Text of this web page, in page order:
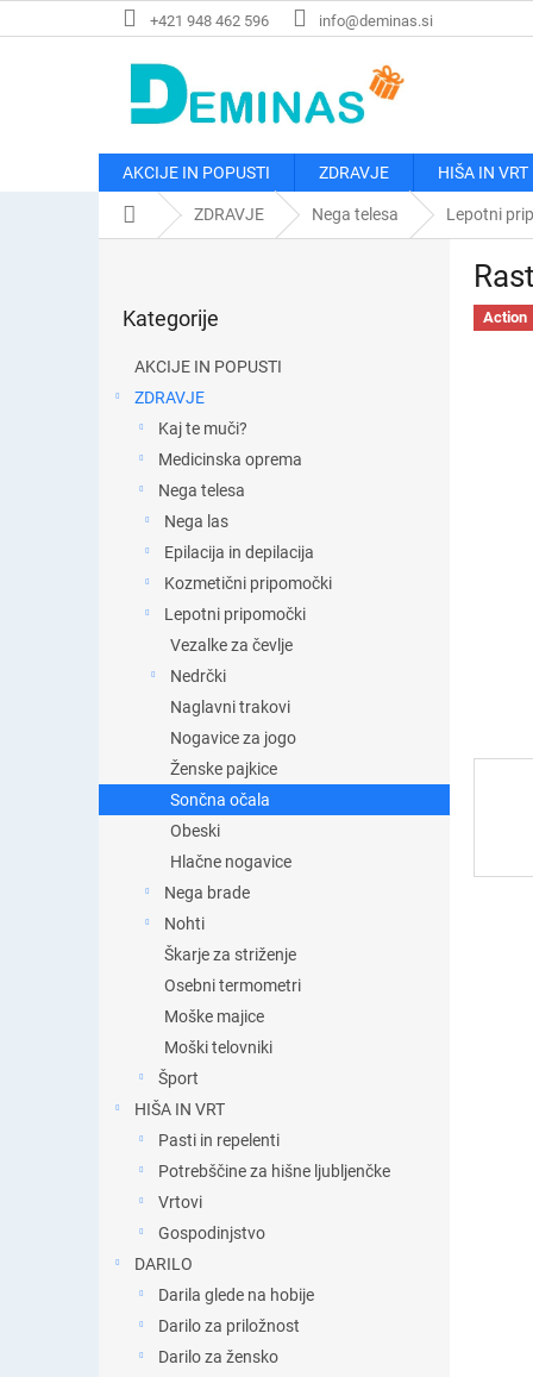
na
+421 948 462 596 info@deminas.si
AKCIJE IN POPUSTI ZDRAVJE HIŠA IN VRT
Domača
stran
ZDRAVJE Nega telesa Lepotni
kategorije
Kategorije
AKCIJE IN POPUSTI
ZDRAVJE
Kaj te muči?
Medicinska oprema
Nega telesa
Nega las
Epilacija in depilacija
Kozmetični pripomočki
Lepotni pripomočki
Vezalke za čevlje
Nedrčki
Naglavni trakovi
Nogavice za jogo
Ženske pajkice
Sončna očala
Obeski
Hlačne nogavice
Nega brade
Nohti
Škarje za striženje
Osebni termometri
Moške majice
Moški telovniki
Šport
HIŠA IN VRT
Pasti in repelenti
Potrebščine za hišne ljubljenčke
Vrtovi
Gospodinjstvo
DARILO
Darila glede na hobije
Darilo za priložnost
Darilo za žensko
Action